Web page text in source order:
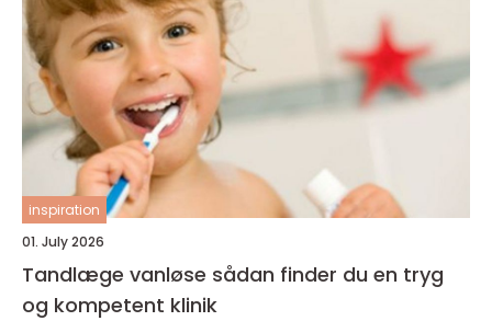
inspiration
01. July 2026
Tandlæge vanløse sådan finder du en tryg
og kompetent klinik